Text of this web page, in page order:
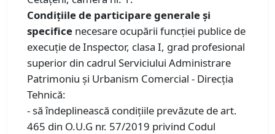
Condiţiile de participare generale şi
specifice necesare ocupării funcţiei publice de
execuţie de Inspector, clasa I, grad profesional
superior din cadrul Serviciului Administrare
Patrimoniu și Urbanism Comercial - Direcţia
Tehnică:
- să îndeplinească condiţiile prevăzute de art.
465 din O.U.G nr. 57/2019 privind Codul